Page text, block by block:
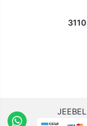
JEEBEL